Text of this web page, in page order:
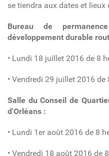
se tiendra aux dates et lieux
Bureau de
développement durable
• Lundi 18 juillet 2016 de 8
• Vendredi 29 juillet 2016 de
Salle du Conseil de
d'Orléans :
• Lundi 1er août 2016 de 8
• Vendredi 18 août 2016 de